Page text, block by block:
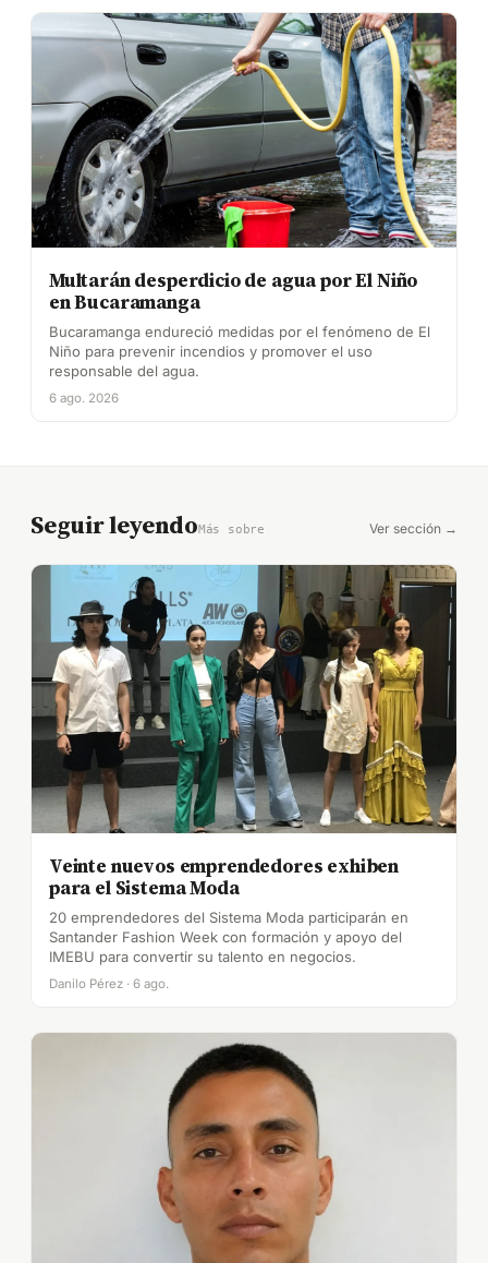
Multarán desperdicio de agua por El Niño
en Bucaramanga
Bucaramanga endureció medidas por el fenómeno de El
Niño para prevenir incendios y promover el uso
responsable del agua.
6 ago. 2026
Seguir leyendoMás sobre Ver sección →
Veinte nuevos emprendedores exhiben
para el Sistema Moda
20 emprendedores del Sistema Moda participarán en
Santander Fashion Week con formación y apoyo del
IMEBU para convertir su talento en negocios.
Danilo Pérez · 6 ago.